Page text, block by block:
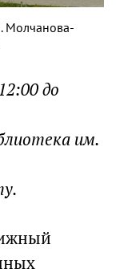
Молчанова-
до
им.